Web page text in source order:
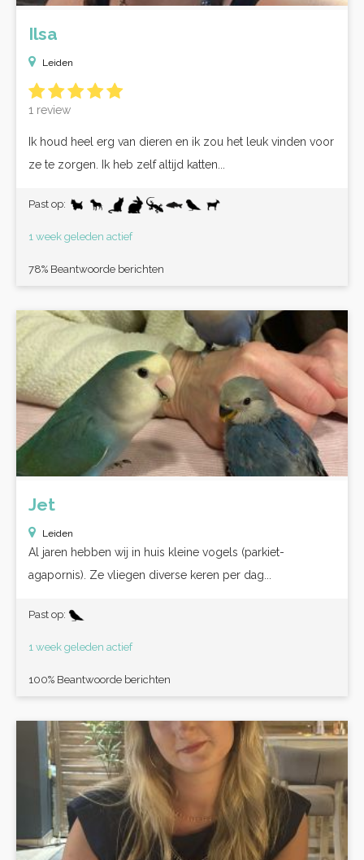
Ilsa
Leiden
1 review
Ik houd heel erg van dieren en ik zou het leuk vinden voor
ze te zorgen. Ik heb zelf altijd katten...
Past op:
1 week geleden actief
78% Beantwoorde berichten
Jet
Leiden
Al jaren hebben wij in huis kleine vogels (parkiet-
agapornis). Ze vliegen diverse keren per dag...
Past op:
1 week geleden actief
100% Beantwoorde berichten